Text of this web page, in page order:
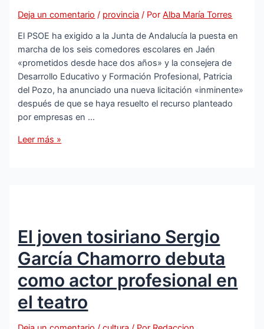
Deja un comentario / provincia / PorAlba María Torres
El PSOE ha exigido a la Junta de Andalucía la puesta en
marcha de los seis comedores escolares en Jaén
«prometidos desde hace dos años» y la consejera de
Desarrollo Educativo y Formación Profesional, Patricia
del Pozo, ha anunciado una nueva licitación «inminente»
después de que se haya resuelto el recurso planteado
por empresas en …
PSOE
marcha
del
comedor
escolar
del
colegio
Ponce
Leer más »
El joven tosiriano Sergio
García Chamorro debuta
como actor profesional en
el teatro